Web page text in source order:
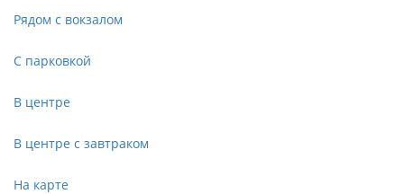
Рядом с вокзалом
С парковкой
В центре
В центре с завтраком
На карте